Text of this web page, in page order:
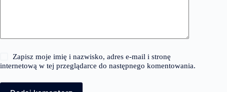
Zapisz moje imię i nazwisko, adres e-mail i stronę
internetową w tej przeglądarce do następnego komentowania.